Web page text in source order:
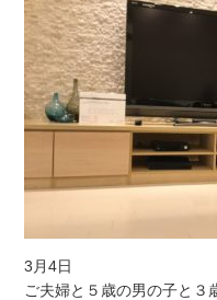
3月4日
ご夫婦と５歳の男の子と３